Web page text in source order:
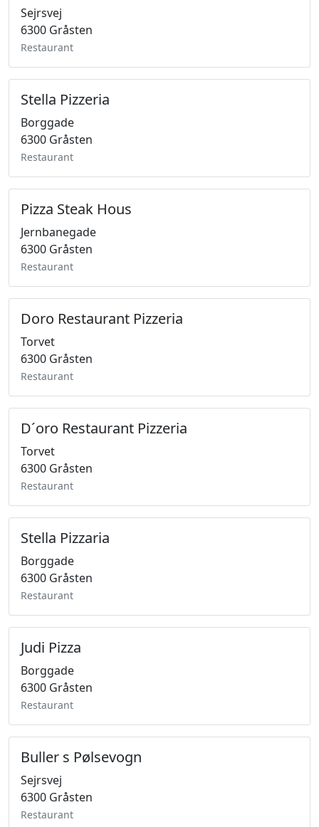
Sejrsvej
6300 Gråsten
Restaurant
Stella Pizzeria
Borggade
6300 Gråsten
Restaurant
Pizza Steak Hous
Jernbanegade
6300 Gråsten
Restaurant
Doro Restaurant Pizzeria
Torvet
6300 Gråsten
Restaurant
D´oro Restaurant Pizzeria
Torvet
6300 Gråsten
Restaurant
Stella Pizzaria
Borggade
6300 Gråsten
Restaurant
Judi Pizza
Borggade
6300 Gråsten
Restaurant
Buller s Pølsevogn
Sejrsvej
6300 Gråsten
Restaurant